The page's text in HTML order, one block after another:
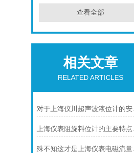
查看全部
相关文章
RELATED ARTICLES
对于
上海
殊不